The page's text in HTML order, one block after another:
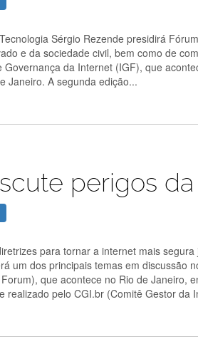
Sérgio Rezende presidirá
e da sociedade civil, bem como de
da Internet (IGF), que
Janeiro. A segunda edição...
perigos
para tornar a internet mais
um dos principais temas em
que acontece no Rio de Janeiro,
realizado pelo CGI.br (Comitê Gestor da